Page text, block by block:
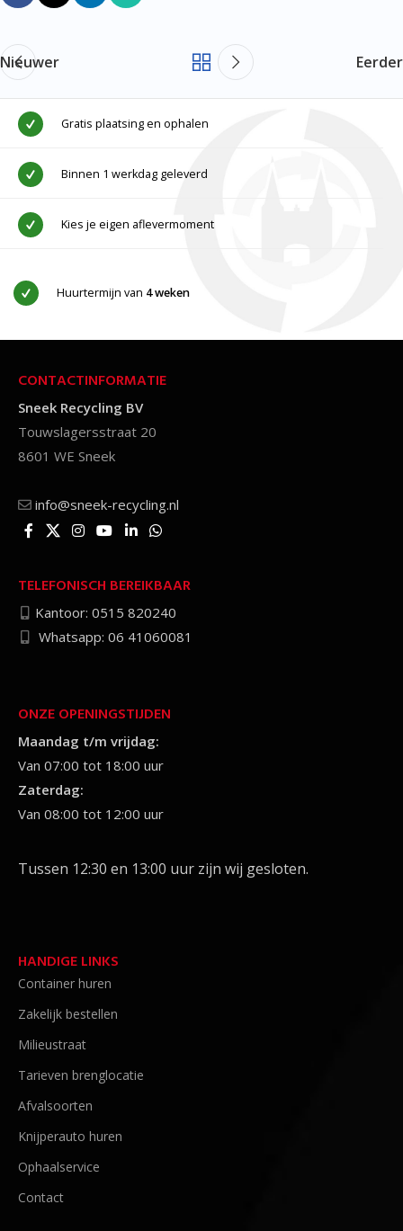
Nieuwer Eerder
Gratis plaatsing en ophalen
Binnen 1 werkdag geleverd
Kies je eigen aflevermoment
Huurtermijn van 4 weken
CONTACTINFORMATIE
Sneek Recycling BV
Touwslagersstraat 20
8601 WE Sneek
info@sneek-recycling.nl
TELEFONISCH BEREIKBAAR
Kantoor: 0515 820240
Whatsapp: 06 41060081
ONZE OPENINGSTIJDEN
Maandag t/m vrijdag:
Van 07:00 tot 18:00 uur
Zaterdag:
Van 08:00 tot 12:00 uur
Tussen 12:30 en 13:00 uur zijn wij gesloten.
HANDIGE LINKS
Container huren
Zakelijk bestellen
Milieustraat
Tarieven brenglocatie
Afvalsoorten
Knijperauto huren
Ophaalservice
Contact